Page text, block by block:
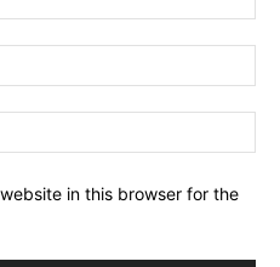
in this browser for the